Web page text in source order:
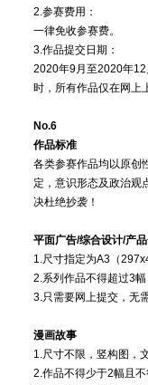
2.参赛费用：
一律免收参赛费。
3.作品提交日期：
2020年9月至2020年
时，所有作品仅在网上
No.6
作品标准
各类参赛作品均以原创
定，意识形态及政治观
决杜绝抄袭！
平面广告/综合设计/产
1.尺寸指定为A3（
2.系列作品不得超过3
3.只需要网上提交，无
漫画故事
1.尺寸不限，竖构图，
2.作品不得少于2幅且